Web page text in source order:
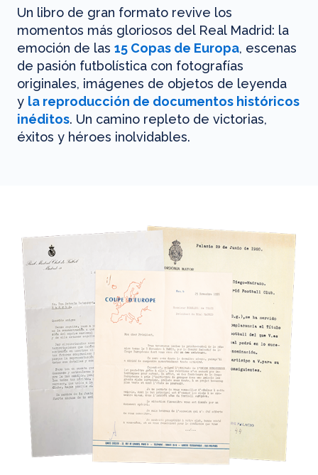
Un libro de gran formato revive los
momentos más gloriosos del Real Madrid: la
emoción de las 15 Copas de Europa, escenas
de pasión futbolística con fotografías
originales, imágenes de objetos de leyenda
y la reproducción de documentos históricos
inéditos. Un camino repleto de victorias,
éxitos y héroes inolvidables.